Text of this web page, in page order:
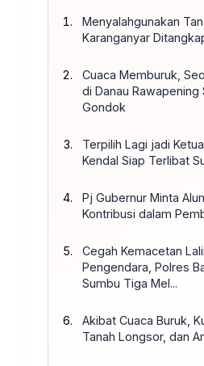
Menyalahgunakan
Karanganyar
Cuaca Memburuk,
di Danau Rawapening
Gondok
Terpilih Lagi jadi
Kendal Siap Terlibat
Pj Gubernur Minta
Kontribusi dalam
Cegah Kemacetan
Pengendara, Polres
Sumbu Tiga Mel...
Akibat Cuaca Buruk,
Tanah Longsor, dan